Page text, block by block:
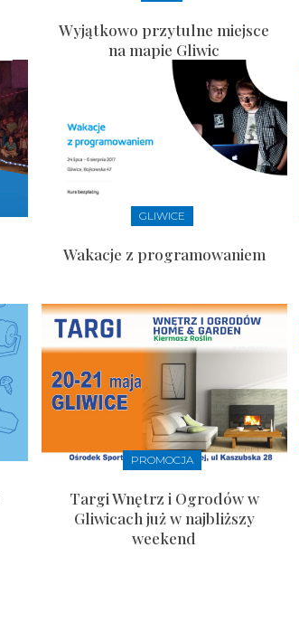
Wyjątkowo przytulne miejsce
na mapie Gliwic
GLIWICE
Wakacje z programowaniem
PROMOCJA
Targi Wnętrz i Ogrodów w
Gliwicach już w najbliższy
weekend